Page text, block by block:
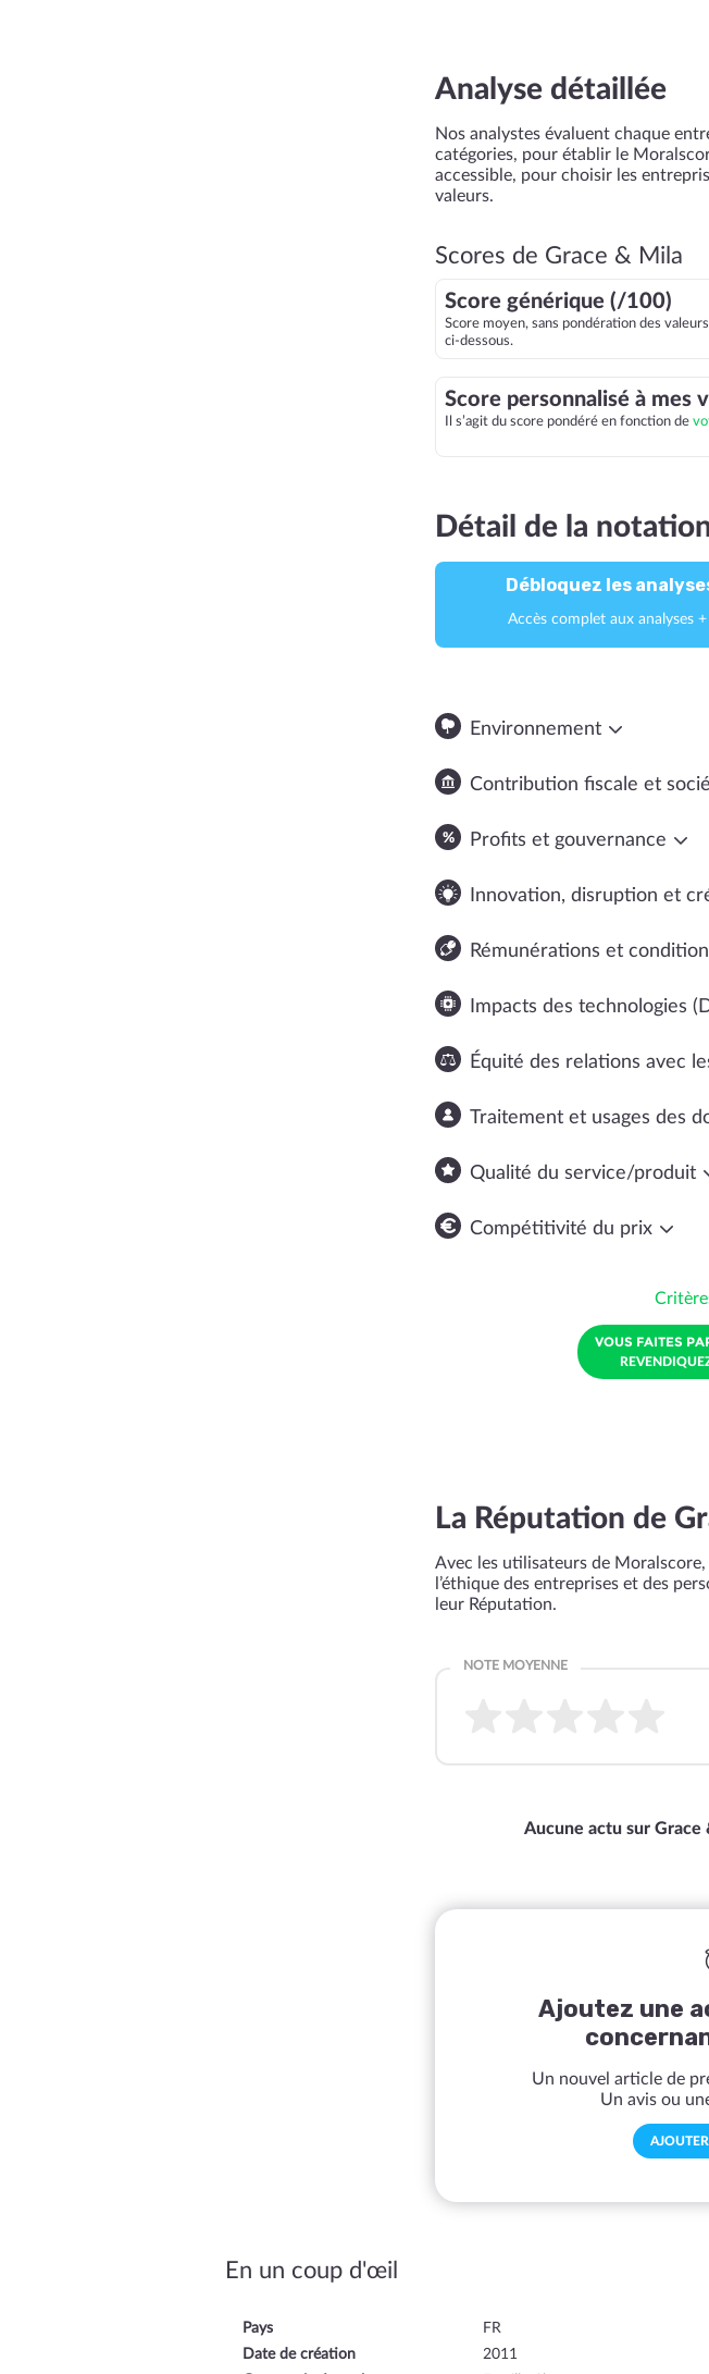
Analyse détaillée
Nos analystes évaluent chaque
catégories, pour établir le
accessible, pour choisir les
valeurs.
Scores de Grace & Mila
Score générique (/100)
Score moyen, sans pondération des
ci-dessous.
Score personnalisé à mes
Il s’agit du score pondéré en fonction de
Détail de la
Débloquez les
Accès complet aux analyses
Environnement
Contribution fiscale et
Profits et gouvernance
Innovation, disruption et
Rémunérations et
Impacts des technologies
Équité des relations avec
Traitement et usages des
Qualité du service/produit
Compétitivité du prix
VOUS FAITES
La Réputation de
Avec les utilisateurs de
l’éthique des entreprises et des
leur Réputation.
Aucune actu sur Grace
Ajoutez une
Un nouvel article de
Un avis ou
En un coup d'œil
Pays
FR
Date de création
2011